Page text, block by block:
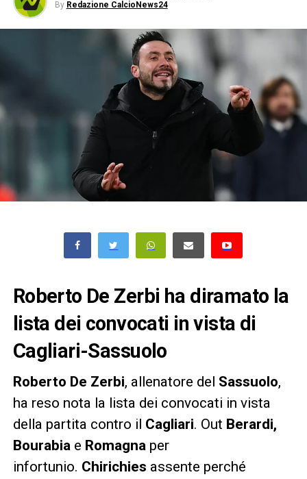
By Redazione CalcioNews24
Roberto De Zerbi ha diramato la
lista dei convocati in vista di
Cagliari-Sassuolo
Roberto De Zerbi, allenatore del Sassuolo,
ha reso nota la lista dei convocati in vista
della partita contro il Cagliari. Out Berardi,
Bourabia e Romagna per
infortunio. Chirichies assente perché